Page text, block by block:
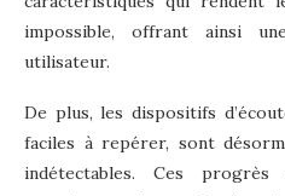
impossible, offrant ainsi
utilisateur.
De plus, les dispositifs
faciles à repérer, sont
indétectables. Ces